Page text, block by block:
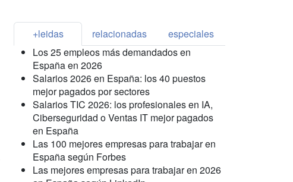
+leidas relacionadas
especiales
Los 25 empleos más demandados en
España en 2026
Salarios 2026 en España: los 40 puestos
mejor pagados por sectores
Salarios TIC 2026: los profesionales en IA,
Ciberseguridad o Ventas IT mejor pagados
en España
Las 100 mejores empresas para trabajar en
España según Forbes
Las mejores empresas para trabajar en 2026